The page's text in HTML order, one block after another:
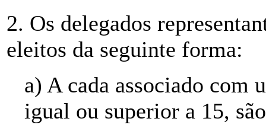
2. Os delegados
eleitos da seguinte forma:
a) A cada associado com
igual ou superior a 15,